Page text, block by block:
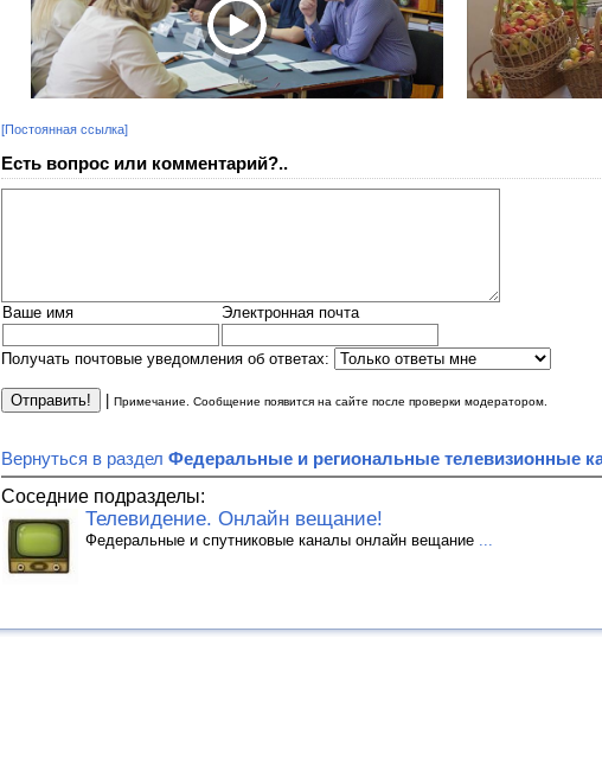
[Постоянная ссылка]
Есть вопрос или комментарий?..
Ваше имя Электронная почта
Получать почтовые уведомления об ответах:
Примечание. Сообщение появится на сайте после проверки модератором.
Вернуться в раздел Федеральные и региональные телевизионные
Соседние подразделы:
Телевидение. Онлайн вещание!
Федеральные и спутниковые каналы онлайн вещание